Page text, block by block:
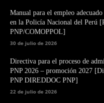
Manual para el empleo
en la Policía Nacional del Perú
PNP/COMOPPOL]
30 de julio de 2026
Directiva para el proceso de
PNP 2026 – promoción 2027
PNP DIREDDOC PNP]
22 de julio de 2026